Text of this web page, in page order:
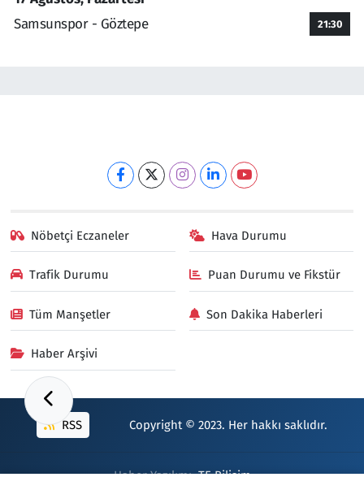
Samsunspor - Göztepe
21:30
Nöbetçi Eczaneler Hava Durumu
Trafik Durumu Puan Durumu ve Fikstür
Tüm Manşetler Son Dakika Haberleri
Haber Arşivi
RSS Copyright © 2023. Her hakkı saklıdır.